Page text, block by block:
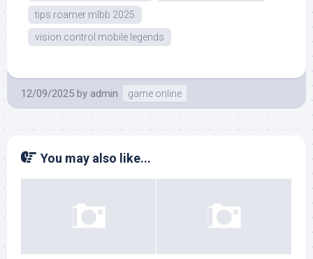
tips roamer mlbb 2025
vision control mobile legends
12/09/2025 by admin game online
You may also like...